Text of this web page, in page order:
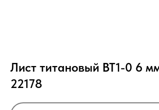
Лист титановый ВТ1-0 6
22178